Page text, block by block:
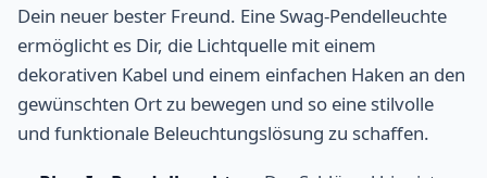
Dein neuer bester Freund. Eine Swag-Pendelleuchte
ermöglicht es Dir, die Lichtquelle mit einem
dekorativen Kabel und einem einfachen Haken an den
gewünschten Ort zu bewegen und so eine stilvolle
und funktionale Beleuchtungslösung zu schaffen.